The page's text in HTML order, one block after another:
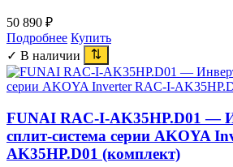
50 890 ₽
Подробнее Купить
✓ В наличии
FUNAI RAC-I-AK35HP.D01 —
сплит-система серии AKOYA
AK35HP.D01 (комплект)